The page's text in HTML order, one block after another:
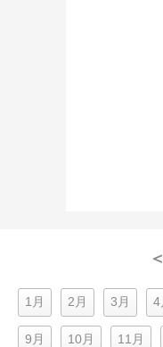
1月 2月 3月 4
9月 10月 11月